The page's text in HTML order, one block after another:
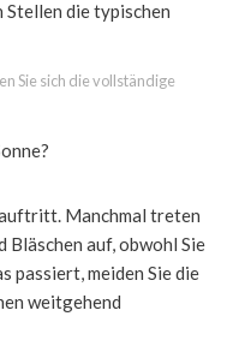
Stellen die typischen
Sie sich die vollständige
Manchmal treten
Bläschen auf, obwohl Sie
passiert, meiden Sie die
weitgehend